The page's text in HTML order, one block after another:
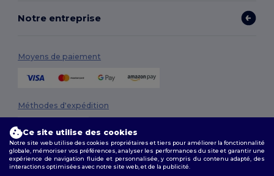
Notre entreprise
Moyens de paiement
Méthodes d'expédition
Ce site utilise des cookies
Notre site web utilise des cookies propriétaires et tiers pour améliorer la fonctionnalité
globale, mémoriser vos préférences, analyser les performances du site et garantir une
expérience de navigation fluide et personnalisée, y compris du contenu adapté, des
interactions optimisées avec notre site web, et de la publicité.